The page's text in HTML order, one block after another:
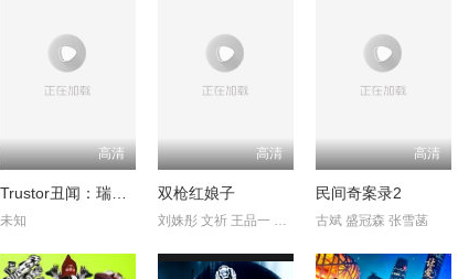
高清
Trustor丑闻：瑞典金融案内幕
未知
高清
双枪红娘子
高清
民间奇案录2
古斌 盛冠森 张雪菡